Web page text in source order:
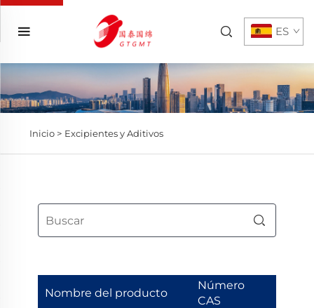
ES
Inicio > Excipientes y Aditivos
Nombre del producto
Número
CAS